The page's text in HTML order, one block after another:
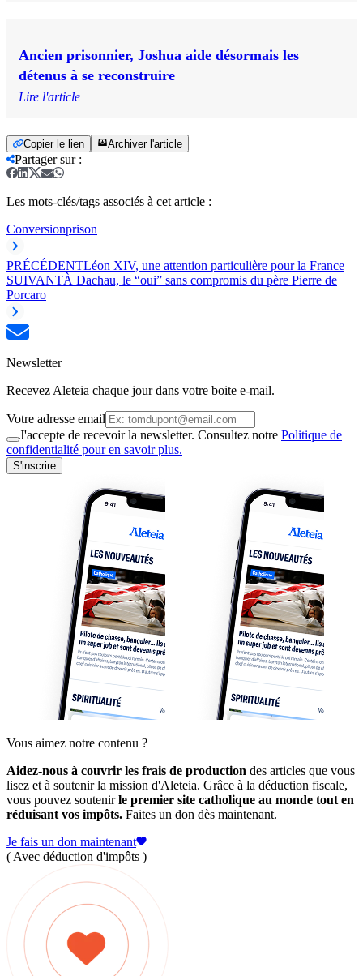
Ancien prisonnier, Joshua aide désormais les
détenus à se reconstruire
Lire l'article
Copier le lien Archiver l'article
Partager sur:
Les mots-clés/tags associés à cet article :
Conversionprison
PRÉCÉDENTLéon XIV, une attention particulière pour la France
SUIVANTÀ Dachau, le “oui” sans compromis du père Pierre de
Porcaro
Newsletter
Recevez Aleteia chaque jour dans votre boite e-mail.
Votre adresse email
J'accepte de recevoir la newsletter. Consultez notre Politique de
confidentialité pour en savoir plus.
S'inscrire
Vous aimez notre contenu ?
Aidez-nous à couvrir les frais de production des articles que vous
lisez et à soutenir la mission d'Aleteia. Grâce à la déduction fiscale,
vous pouvez soutenirle premier site catholique au monde tout en
réduisant vos impôts. Faites un don dès maintenant.
Je fais un don maintenant
( Avec déduction d'impôts )